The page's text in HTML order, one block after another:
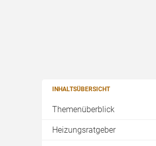
INHALTSÜBERSICHT
Themenüberblick
Heizungsratgeber